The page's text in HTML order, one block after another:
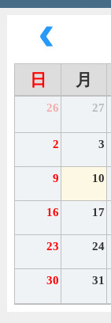
日 月
26 27
2 3
9 10
16 17
23 24
30 31